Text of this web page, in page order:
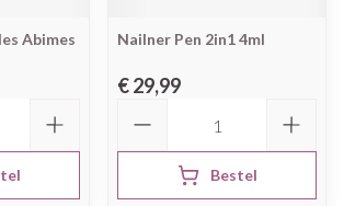
Abimes
Nailner Pen 2in1 4ml
€ 29,99
Bestel